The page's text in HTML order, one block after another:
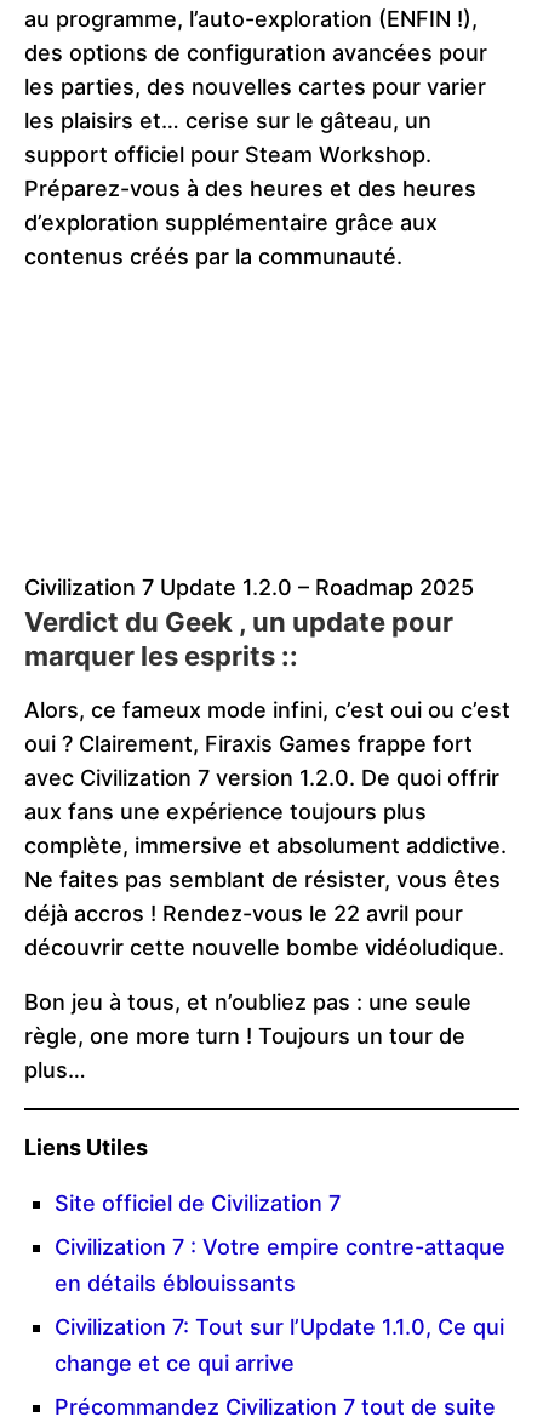
au programme, l’auto-exploration (ENFIN !),
des options de configuration avancées pour
les parties, des nouvelles cartes pour varier
les plaisirs et… cerise sur le gâteau, un
support officiel pour Steam Workshop.
Préparez-vous à des heures et des heures
d’exploration supplémentaire grâce aux
contenus créés par la communauté.
Civilization 7 Update 1.2.0 – Roadmap 2025
Verdict du Geek , un update pour
marquer les esprits ::
Alors, ce fameux mode infini, c’est oui ou c’est
oui ? Clairement, Firaxis Games frappe fort
avec Civilization 7 version 1.2.0. De quoi offrir
aux fans une expérience toujours plus
complète, immersive et absolument addictive.
Ne faites pas semblant de résister, vous êtes
déjà accros ! Rendez-vous le 22 avril pour
découvrir cette nouvelle bombe vidéoludique.
Bon jeu à tous, et n’oubliez pas : une seule
règle, one more turn ! Toujours un tour de
plus…
Liens Utiles
Site officiel de Civilization 7
Civilization 7 : Votre empire contre-attaque
en détails éblouissants
Civilization 7: Tout sur l’Update 1.1.0, Ce qui
change et ce qui arrive
Précommandez Civilization 7 tout de suite